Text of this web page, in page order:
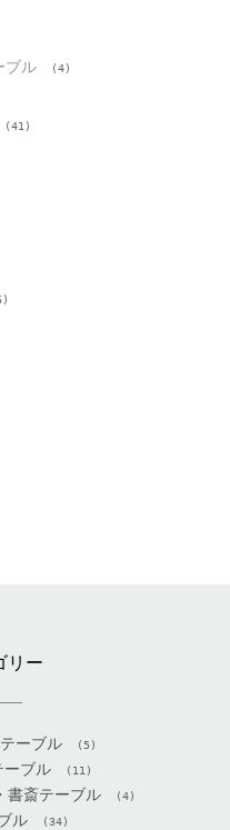
ブル (4)
(41)
リー
ーブル (5)
ーブル (11)
書斎テーブル (4)
ル (34)